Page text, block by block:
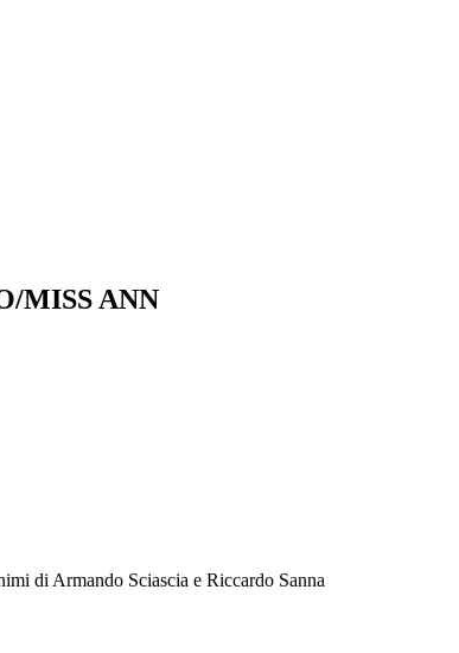
MISS ANN
di Armando Sciascia e Riccardo Sanna